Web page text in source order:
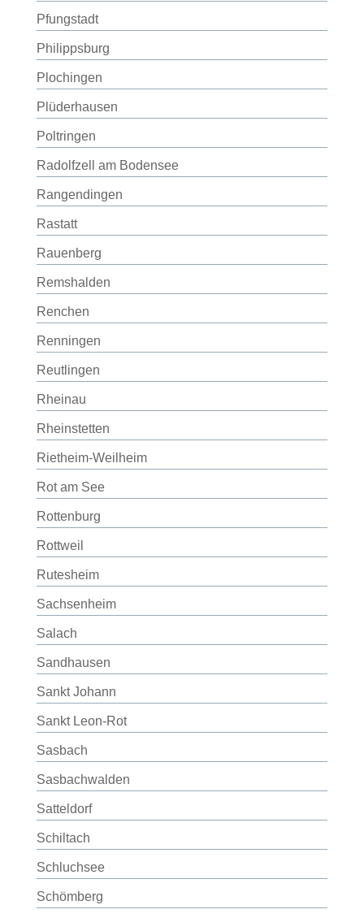
Pfungstadt
Philippsburg
Plochingen
Plüderhausen
Poltringen
Radolfzell am Bodensee
Rangendingen
Rastatt
Rauenberg
Remshalden
Renchen
Renningen
Reutlingen
Rheinau
Rheinstetten
Rietheim-Weilheim
Rot am See
Rottenburg
Rottweil
Rutesheim
Sachsenheim
Salach
Sandhausen
Sankt Johann
Sankt Leon-Rot
Sasbach
Sasbachwalden
Satteldorf
Schiltach
Schluchsee
Schömberg